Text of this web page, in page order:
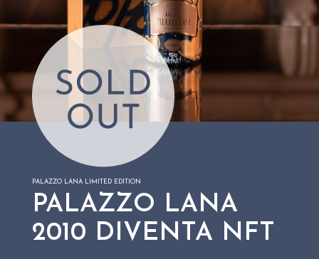
PALAZZO LANA LIMITED EDITION
PALAZZO LANA
2010 DIVENTA NFT